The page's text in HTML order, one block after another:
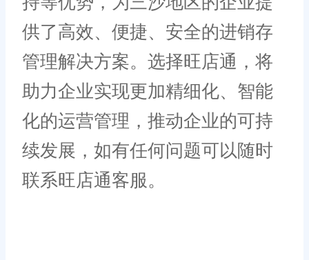
供了高效、便捷、安全的进销存
管理解决方案。选择旺店通，将
助力企业实现更加精细化、智能
化的运营管理，推动企业的可持
续发展，如有任何问题可以随时
联系旺店通客服。